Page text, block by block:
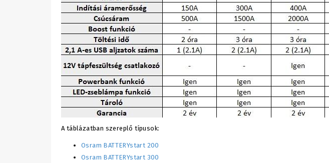
A táblázatban szereplő típusok:
Osram BATTERYstart 200
Osram BATTERYstart 300